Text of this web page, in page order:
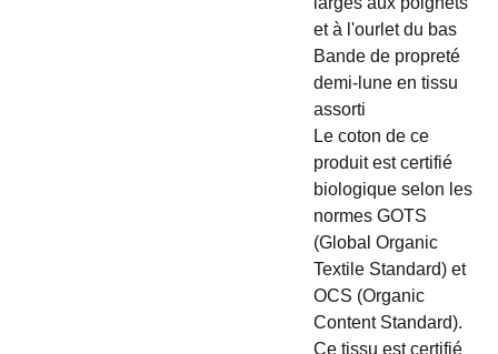
et à l'ourlet du bas
Bande de propreté
demi-lune en tissu
assorti
Le coton de ce
produit est certifié
biologique selon les
normes GOTS
(Global Organic
Textile Standard) et
OCS (Organic
Content Standard).
Ce tissu est certifié